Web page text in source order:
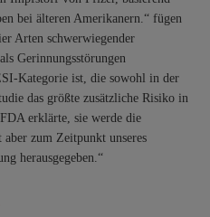
bei älteren Amerikanern.“ fügen
Arten schwerwiegender
Gerinnungsstörungen
Kategorie ist, die sowohl in der
das größte zusätzliche Risiko in
erklärte, sie werde die
aber zum Zeitpunkt unseres
herausgegeben.“